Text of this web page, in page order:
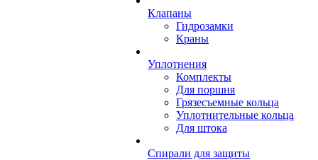
Клапаны
Гидрозамки
Краны
Уплотнения
Комплекты
Для поршня
Грязесъемные кольца
Уплотнительные кольца
Для штока
Спирали для защиты